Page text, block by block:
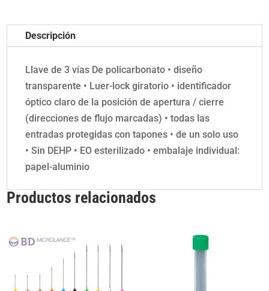
C/100Descripción
Llave de 3 vías De policarbonato • diseño
transparente • Luer-lock giratorio • identificador
óptico claro de la posición de apertura / cierre
(direcciones de flujo marcadas) • todas las
entradas protegidas con tapones • de un solo uso
• Sin DEHP • EO esterilizado • embalaje individual:
papel-aluminio
Productos relacionados